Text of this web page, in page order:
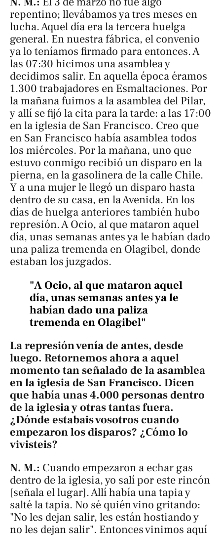
repentino; llevábamos ya tres meses en
lucha. Aquel día era la tercera huelga
general. En nuestra fábrica, el convenio
ya lo teníamos firmado para entonces. A
las 07:30 hicimos una asamblea y
decidimos salir. En aquella época éramos
1.300 trabajadores en Esmaltaciones. Por
la mañana fuimos a la asamblea del Pilar,
y allí se fijó la cita para la tarde: a las 17:00
en la iglesia de San Francisco. Creo que
en San Francisco había asamblea todos
los miércoles. Por la mañana, uno que
estuvo conmigo recibió un disparo en la
pierna, en la gasolinera de la calle Chile.
Y a una mujer le llegó un disparo hasta
dentro de su casa, en la Avenida. En los
días de huelga anteriores también hubo
represión. A Ocio, al que mataron aquel
día, unas semanas antes ya le habían dado
una paliza tremenda en Olagibel, donde
estaban los juzgados.
"A Ocio, al que mataron aquel
día, unas semanas antes ya le
habían dado una paliza
tremenda en Olagibel"
La represión venía de antes, desde
luego. Retornemos ahora a aquel
momento tan señalado de la asamblea
en la iglesia de San Francisco. Dicen
que había unas 4.000 personas dentro
de la iglesia y otras tantas fuera.
¿Dónde estabais vosotros cuando
empezaron los disparos? ¿Cómo lo
vivisteis?
N. M.: Cuando empezaron a echar gas
dentro de la iglesia, yo salí por este rincón
[señala el lugar]. Allí había una tapia y
salté la tapia. No sé quién vino gritando:
"No les dejan salir, les están hostiando y
no les dejan salir". Entonces vinimos aquí